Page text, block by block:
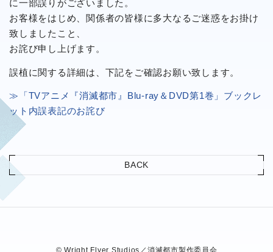
TWITTER
に一部誤りがございました。
お客様をはじめ、関係者の皆様に多大なるご迷惑をお掛け
致しましたこと、
お詫び申し上げます。
誤植に関する詳細は、下記をご確認お願い致します。
≫「TVアニメ『消滅都市』Blu-ray＆DVD第1巻」ブックレ
ット内誤表記のお詫び
BACK
© Wright Flyer Studios／消滅都市製作委員会